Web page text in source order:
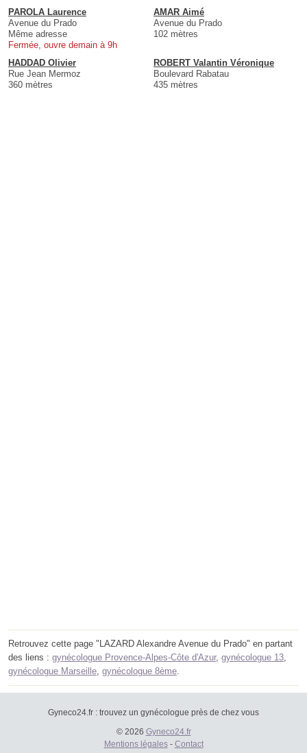
PAROLA Laurence
Avenue du Prado
Même adresse
Fermée, ouvre demain à 9h
AMAR Aimé
Avenue du Prado
102 mètres
HADDAD Olivier
Rue Jean Mermoz
360 mètres
ROBERT Valantin Véronique
Boulevard Rabatau
435 mètres
Retrouvez cette page "LAZARD Alexandre Avenue du Prado" en partant
des liens : gynécologue Provence-Alpes-Côte d'Azur, gynécologue 13
gynécologue Marseille gynécologue 8ème
Gyneco24.fr : trouvez un gynécologue près de chez vous
© 2026 Gyneco24.fr
Mentions légales- Contact